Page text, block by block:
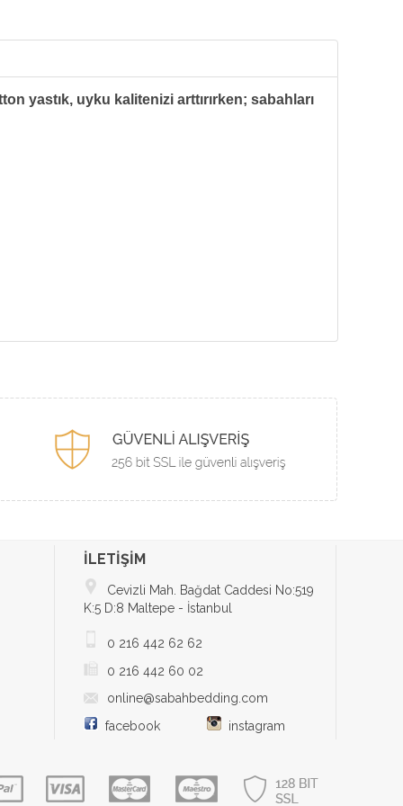
yastık, uyku kalitenizi arttırırken; sabahları
İLETİŞİM
Cevizli Mah. Bağdat Caddesi No:519
K:5 D:8 Maltepe - İstanbul
0 216 442 62 62
0 216 442 60 02
online@sabahbedding.com
facebook
instagram